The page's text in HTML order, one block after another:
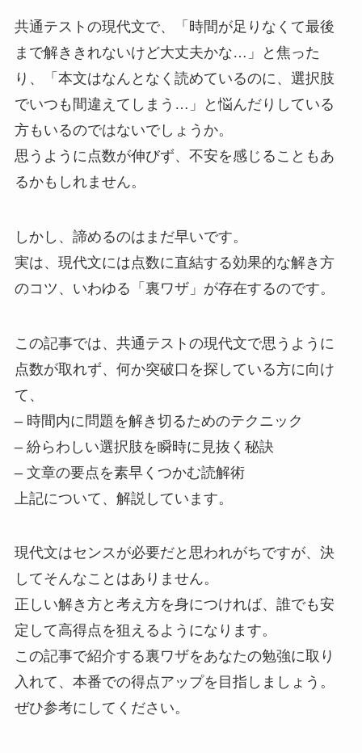
共通テストの現代文で、「時間が足りなくて最後
まで解ききれないけど大丈夫かな…」と焦った
り、「本文はなんとなく読めているのに、選択肢
でいつも間違えてしまう…」と悩んだりしている
方もいるのではないでしょうか。
思うように点数が伸びず、不安を感じることもあ
るかもしれません。
しかし、諦めるのはまだ早いです。
実は、現代文には点数に直結する効果的な解き方
のコツ、いわゆる「裏ワザ」が存在するのです。
この記事では、共通テストの現代文で思うように
点数が取れず、何か突破口を探している方に向け
て、
– 時間内に問題を解き切るためのテクニック
– 紛らわしい選択肢を瞬時に見抜く秘訣
– 文章の要点を素早くつかむ読解術
上記について、解説しています。
現代文はセンスが必要だと思われがちですが、決
してそんなことはありません。
正しい解き方と考え方を身につければ、誰でも安
定して高得点を狙えるようになります。
この記事で紹介する裏ワザをあなたの勉強に取り
入れて、本番での得点アップを目指しましょう。
ぜひ参考にしてください。